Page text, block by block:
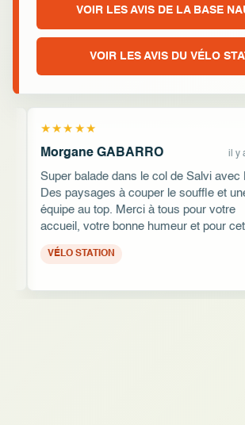
VOIR LES AVIS DE LA BASE
VOIR LES AVIS DU VÉLO
il y a un an
de Salvi avec Lucie.
souffle et une
pour votre
et pour cette
Merci !
Cyril Duverbecq
Nous avons
baptême de
sommes enchantés
L'équipe,
attentifs, a su
chaque participant.
rendant l'activité